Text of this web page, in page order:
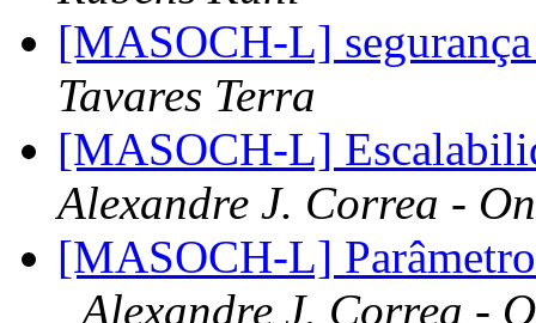
[MASOCH-L]
Tavares Terra
[MASOCH-L]
Alexandre J. Correa -
[MASOCH-L]
Alexandre J. Correa -